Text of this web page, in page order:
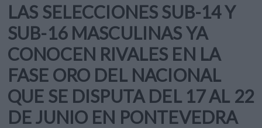
LAS SELECCIONES SUB-14 Y
SUB-16 MASCULINAS YA
CONOCEN RIVALES EN LA
FASE ORO DEL NACIONAL
QUE SE DISPUTA DEL 17 AL 22
DE JUNIO EN PONTEVEDRA